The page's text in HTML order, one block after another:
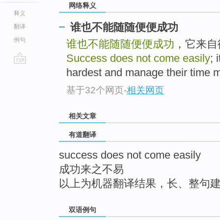
释义
翻译
例句
网络释义
谁也不能随随便便成功
谁也不能随随便便成功 ，它来
Success does not come easily;
hardest and manage their time
基于32个网页-相关网页
相关文章
有道翻译
success does not come easily
成功来之不易
以上为机器翻译结果，长、整句
双语例句